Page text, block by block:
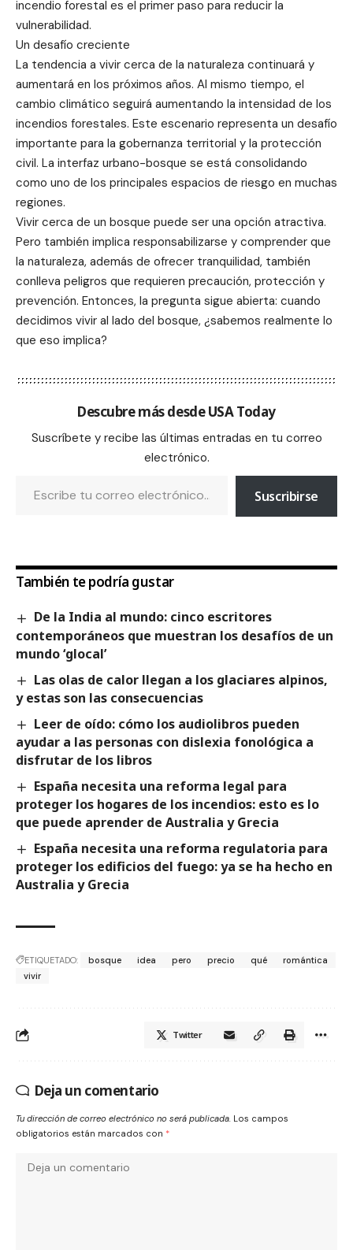
incendio forestal es el primer paso para reducir la
vulnerabilidad.
Un desafío creciente
La tendencia a vivir cerca de la naturaleza continuará y
aumentará en los próximos años. Al mismo tiempo, el
cambio climático seguirá aumentando la intensidad de los
incendios forestales. Este escenario representa un desafío
importante para la gobernanza territorial y la protección
civil. La interfaz urbano-bosque se está consolidando
como uno de los principales espacios de riesgo en muchas
regiones.
Vivir cerca de un bosque puede ser una opción atractiva.
Pero también implica responsabilizarse y comprender que
la naturaleza, además de ofrecer tranquilidad, también
conlleva peligros que requieren precaución, protección y
prevención. Entonces, la pregunta sigue abierta: cuando
decidimos vivir al lado del bosque, ¿sabemos realmente lo
que eso implica?
Descubre más desde USA Today
Suscríbete y recibe las últimas entradas en tu correo
electrónico.
Suscribirse
También te podría gustar
De la India al mundo: cinco escritores
contemporáneos que muestran los desafíos de un
mundo ‘glocal’
Las olas de calor llegan a los glaciares alpinos,
y estas son las consecuencias
Leer de oído: cómo los audiolibros pueden
ayudar a las personas con dislexia fonológica a
disfrutar de los libros
España necesita una reforma legal para
proteger los hogares de los incendios: esto es lo
que puede aprender de Australia y Grecia
España necesita una reforma regulatoria para
proteger los edificios del fuego: ya se ha hecho en
Australia y Grecia
ETIQUETADO: bosque idea pero precio qué
romántica
vivir
Twitter
Deja un comentario
Tu dirección de correo electrónico no será publicada. Los campos
obligatorios están marcados con *